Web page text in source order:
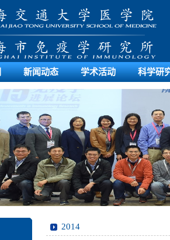
新闻动态 学术活动 科学研
2014